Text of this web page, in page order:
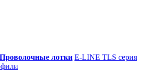
Проволочные лотки E-LINE TLS серия